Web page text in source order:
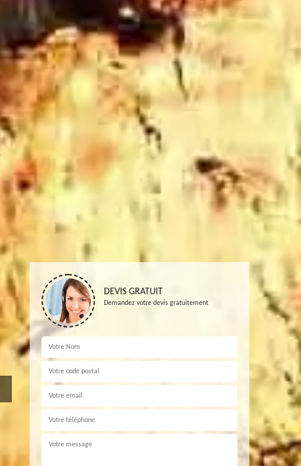
DEVIS GRATUIT
Demandez votre devis gratuitement